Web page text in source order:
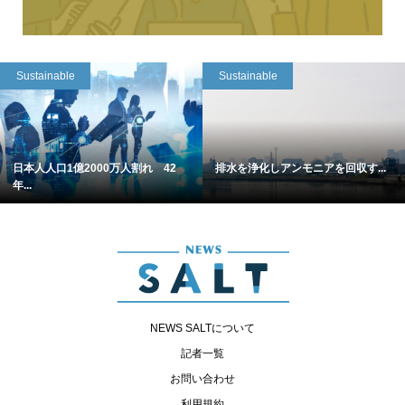
Sustainable
日本人人口1億2000万人割れ 42
年...
Sustainable
排水を浄化しアンモニアを回収す...
NEWS SALTについて
記者一覧
お問い合わせ